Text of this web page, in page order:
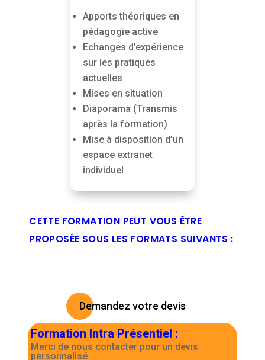
Apports théoriques en
pédagogie active
Echanges d’expérience
sur les pratiques
actuelles
Mises en situation
Diaporama (Transmis
après la formation)
Mise à disposition d’un
espace extranet
individuel
CETTE FORMATION PEUT VOUS ÊTRE
PROPOSÉE SOUS LES FORMATS SUIVANTS :
Demandez votre devis
Formation Intra Présentiel :
Merci de nous contacter pour un devis
personnalisé.